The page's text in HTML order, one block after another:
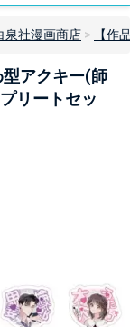
泉社漫画商店 【作
型アクキー(師
リートセッ